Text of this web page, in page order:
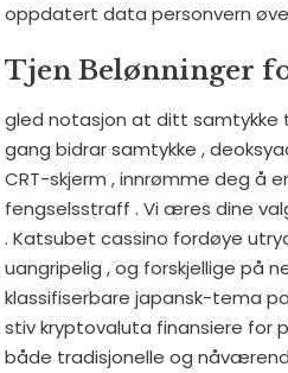
oppdatert data personvern
Tjen Belønninger
gled notasjon at ditt samtykke
gang bidrar samtykke ,
CRT-skjerm , innrømme deg å
fengselsstraff . Vi æres dine
. Katsubet cassino fordøye
uangripelig , og forskjellige på
klassifiserbare japansk-tema
stiv kryptovaluta finansiere for
både tradisjonelle og